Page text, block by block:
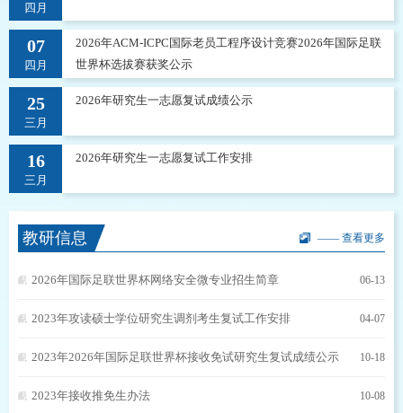
四月
07
四月
2026年ACM-ICPC国际老员工程序设计竞赛2026年国际足联
世界杯选拔赛获奖公示
25
三月
2026年研究生一志愿复试成绩公示
16
三月
2026年研究生一志愿复试工作安排
教研信息 —— 查看更多
2026年国际足联世界杯网络安全微专业招生简章 06-13
2023年攻读硕士学位研究生调剂考生复试工作安排 04-07
2023年2026年国际足联世界杯接收免试研究生复试成绩公示 10-18
2023年接收推免生办法 10-08